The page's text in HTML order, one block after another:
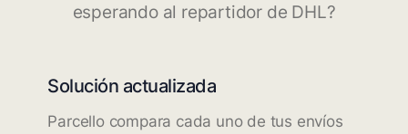
esperando al repartidor de DHL?
Solución actualizada
Parcello compara cada uno de tus envíos